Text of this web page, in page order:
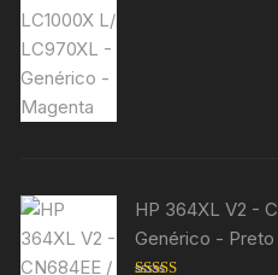
HP 364XL V2 -
Genérico - Preto